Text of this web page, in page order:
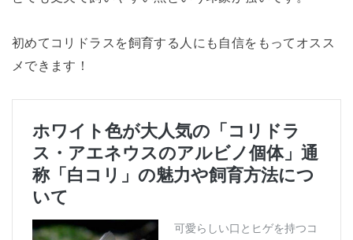
初めてコリドラスを飼育する人にも自信をもってオスス
メできます！